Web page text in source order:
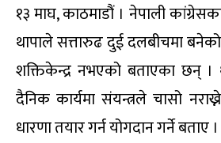
१३ माघ, काठमाडौं । नेपाली
थापाले सत्तारुढ दुई दलबीचमा
शक्तिकेन्द्र नभएको बताएका छन् ।
दैनिक कार्यमा संयन्त्रले चासो
धारणा तयार गर्न योगदान गर्ने बताए ।